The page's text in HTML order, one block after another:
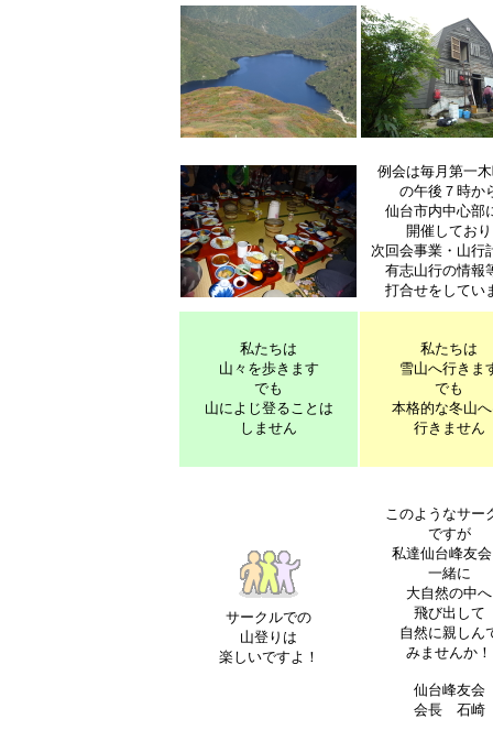
例会は毎月第一
の午後７時か
仙台市内中心部
開催しており
次回会事業・山行
有志山行の情報
打合せをしてい
私たちは
山々を歩きます
でも
山によじ登ることは
しません
私たちは
雪山へ行きま
でも
本格的な冬山
行きません
サークルでの
山登りは
楽しいですよ！
このようなサー
ですが
私達仙台峰友
一緒に
大自然の中へ
飛び出して
自然に親しん
みませんか！
仙台峰友会
会長 石崎